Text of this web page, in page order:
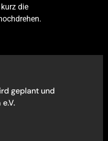
die
geplant und